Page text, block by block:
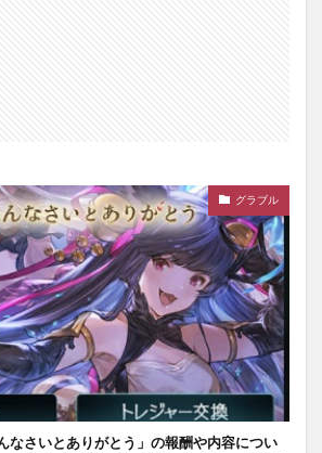
グラブル
なさいとありがとう」の報酬や内容につい